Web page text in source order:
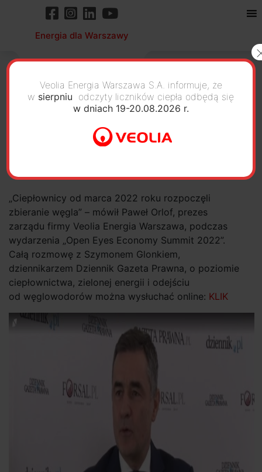
Energia dla Warszawy
węgla
„Ciepłownicy od marca 2022 roku rozpoczęli
zbieranie węgla” – mówił Paweł Orlof, prezes
zarządu firmy Veolia Energia Warszawa, podczas
wydarzenia „Open Eyes Economy Summit 2022”.
Całą rozmowę z Szymonem Glonkiem,
dziennikarzem Dziennik Gazeta Prawna, o poziomie
ciepłownictwa, zielonej energii i odejściu
od węglowodorów można wysłuchać online: KLIK
Veolia Energia Warszawa S.A. informuje, że
w sierpniu odczyty liczników ciepła odbędą się
w dniach 19-20.08.2026 r.